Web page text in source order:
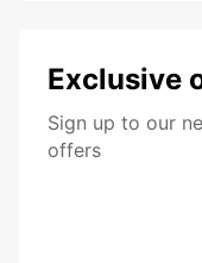
Exclusive
Sign up to our
offers